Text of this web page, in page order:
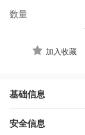
数量
加入收藏
基础信息
安全信息